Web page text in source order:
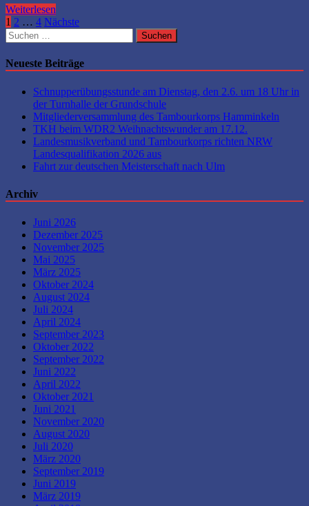
Verdienstmedaille
für
unseren
Ehrenvorsitzenden
Volker
Möllenbeck
Weiterlesen
Seitennummerierung
der
Beiträge
1 2 … 4 Nächste
Suchen
nach:
Neueste Beiträge
Schnupperübungsstunde am Dienstag, den 2.6. um 18 Uhr in
der Turnhalle der Grundschule
Mitgliederversammlung des Tambourkorps Hamminkeln
TKH beim WDR2 Weihnachtswunder am 17.12.
Landesmusikverband und Tambourkorps richten NRW
Landesqualifikation 2026 aus
Fahrt zur deutschen Meisterschaft nach Ulm
Archiv
Juni 2026
Dezember 2025
November 2025
Mai 2025
März 2025
Oktober 2024
August 2024
Juli 2024
April 2024
September 2023
Oktober 2022
September 2022
Juni 2022
April 2022
Oktober 2021
Juni 2021
November 2020
August 2020
Juli 2020
März 2020
September 2019
Juni 2019
März 2019